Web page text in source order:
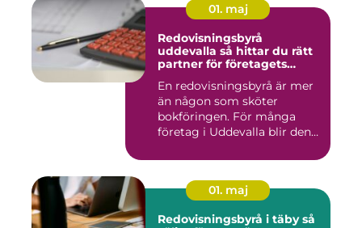
01. maj
Redovisningsbyrå
uddevalla så hittar du rätt
partner för företagets
En redovisningsbyrå är mer
än någon som sköter
bokföringen. För många
företag i Uddevalla blir den
01. maj
Redovisningsbyrå i täby så